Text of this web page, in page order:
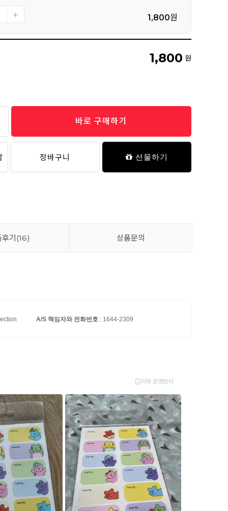
1,800원
1,800 원
바로 구매하기
장바구니 선물하기
기(16) 상품문의
A/S 책임자와 전화번호 : 1644-2309